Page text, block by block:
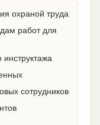
охраной труда
работ для
сотрудников